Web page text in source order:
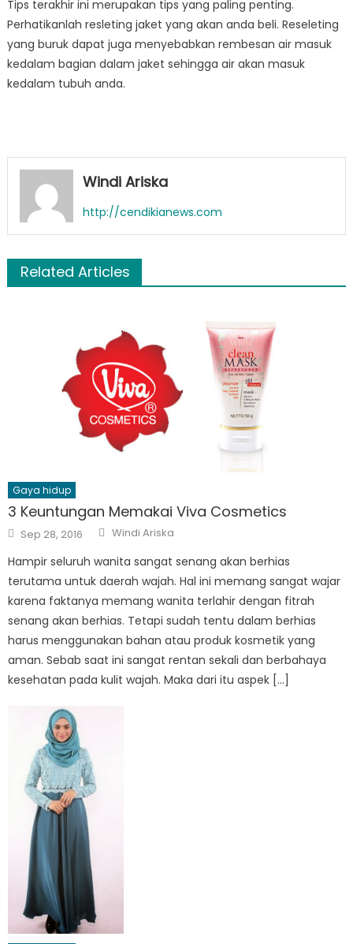
Tips terakhir ini merupakan tips yang paling penting.
Perhatikanlah resleting jaket yang akan anda beli. Reseleting
yang buruk dapat juga menyebabkan rembesan air masuk
kedalam bagian dalam jaket sehingga air akan masuk
kedalam tubuh anda.
Windi Ariska
http://cendikianews.com
Related Articles
Gaya hidup
3 Keuntungan Memakai Viva Cosmetics
Posted
on
Sep 28, 2016 Author
Windi Ariska
Hampir seluruh wanita sangat senang akan berhias
terutama untuk daerah wajah. Hal ini memang sangat wajar
karena faktanya memang wanita terlahir dengan fitrah
senang akan berhias. Tetapi sudah tentu dalam berhias
harus menggunakan bahan atau produk kosmetik yang
aman. Sebab saat ini sangat rentan sekali dan berbahaya
kesehatan pada kulit wajah. Maka dari itu aspek […]